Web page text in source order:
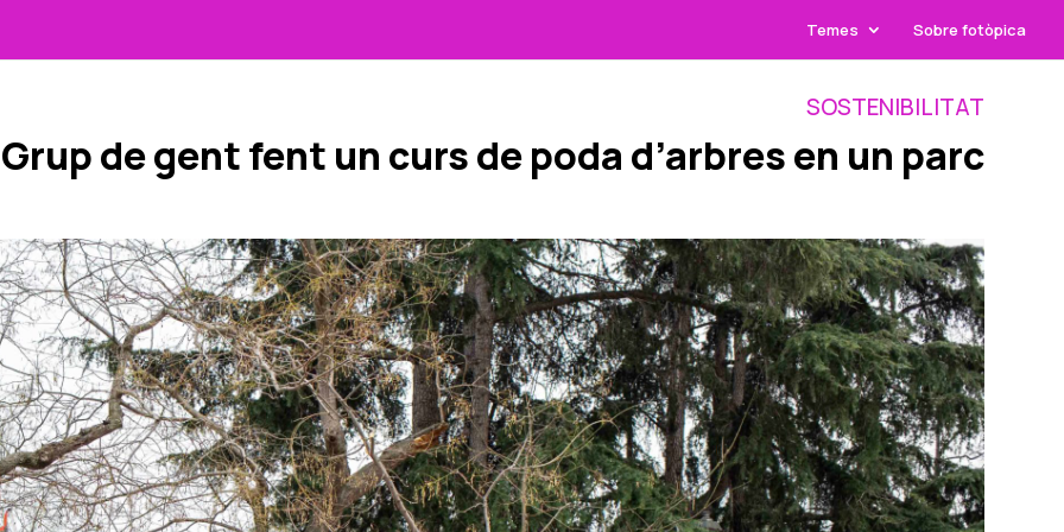
Temes Sobre fotòpica
SOSTENIBILITAT
Grup de gent fent un curs de poda d’arbres en un parc